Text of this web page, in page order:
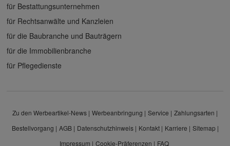
für Bestattungsunternehmen
für Rechtsanwälte und Kanzleien
für die Baubranche und Bauträgern
für die Immobilienbranche
für Pflegedienste
Zu den Werbeartikel-News Werbeanbringung Service
Zahlungsarten
Bestellvorgang
AGB Datenschutzhinweis Kontakt Karriere
Sitemap
Impressum
Cookie-Präferenzen FAQ